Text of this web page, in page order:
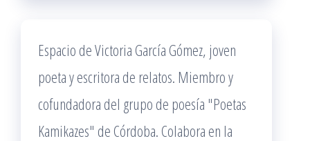
Espacio de Victoria García Gómez, joven
poeta y escritora de relatos. Miembro y
cofundadora del grupo de poesía "Poetas
Kamikazes" de Córdoba. Colabora en la